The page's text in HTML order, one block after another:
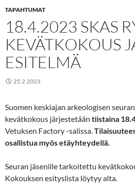
TAPAHTUMAT
18.4.2023 SKAS
KEVÄTKOKOUS
ESITELMÄ
25.2.2023
Suomen keskiajan arkeologisen
kevätkokous järjestetään tiistaina
Vetuksen Factory -salissa.
osallistua myös etäyhteydellä.
Seuran jäsenille tarkoitettu
Kokouksen esityslista löytyy alta.